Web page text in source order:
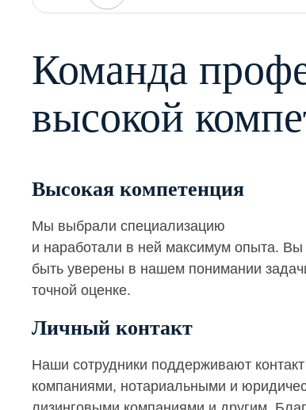
Команда
высокой
Высокая компетенция
Мы выбрали специализацию
и наработали в ней максимум опыта.
быть уверены в нашем понимании
точной оценке.
Личный контакт
Наши сотрудники поддерживают
компаниями, нотариальными и